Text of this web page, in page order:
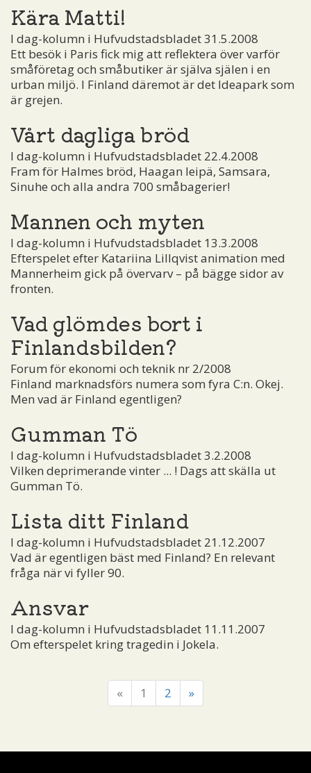
Kära Matti!
I dag-kolumn i Hufvudstadsbladet 31.5.2008
Ett besök i Paris fick mig att reflektera över varför
småföretag och småbutiker är själva själen i en
urban miljö. I Finland däremot är det Ideapark som
är grejen.
Vårt dagliga bröd
I dag-kolumn i Hufvudstadsbladet 22.4.2008
Fram för Halmes bröd, Haagan leipä, Samsara,
Sinuhe och alla andra 700 småbagerier!
Mannen och myten
I dag-kolumn i Hufvudstadsbladet 13.3.2008
Efterspelet efter Katariina Lillqvist animation med
Mannerheim gick på övervarv – på bägge sidor av
fronten.
Vad glömdes bort i
Finlandsbilden?
Forum för ekonomi och teknik nr 2/2008
Finland marknadsförs numera som fyra C:n. Okej.
Men vad är Finland egentligen?
Gumman Tö
I dag-kolumn i Hufvudstadsbladet 3.2.2008
Vilken deprimerande vinter ... ! Dags att skälla ut
Gumman Tö.
Lista ditt Finland
I dag-kolumn i Hufvudstadsbladet 21.12.2007
Vad är egentligen bäst med Finland? En relevant
fråga när vi fyller 90.
Ansvar
I dag-kolumn i Hufvudstadsbladet 11.11.2007
Om efterspelet kring tragedin i Jokela.
« 1 2 »